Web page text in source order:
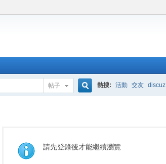
帖子
索
熱搜: 活動 交友 discuz
請先登錄後才能繼續瀏覽